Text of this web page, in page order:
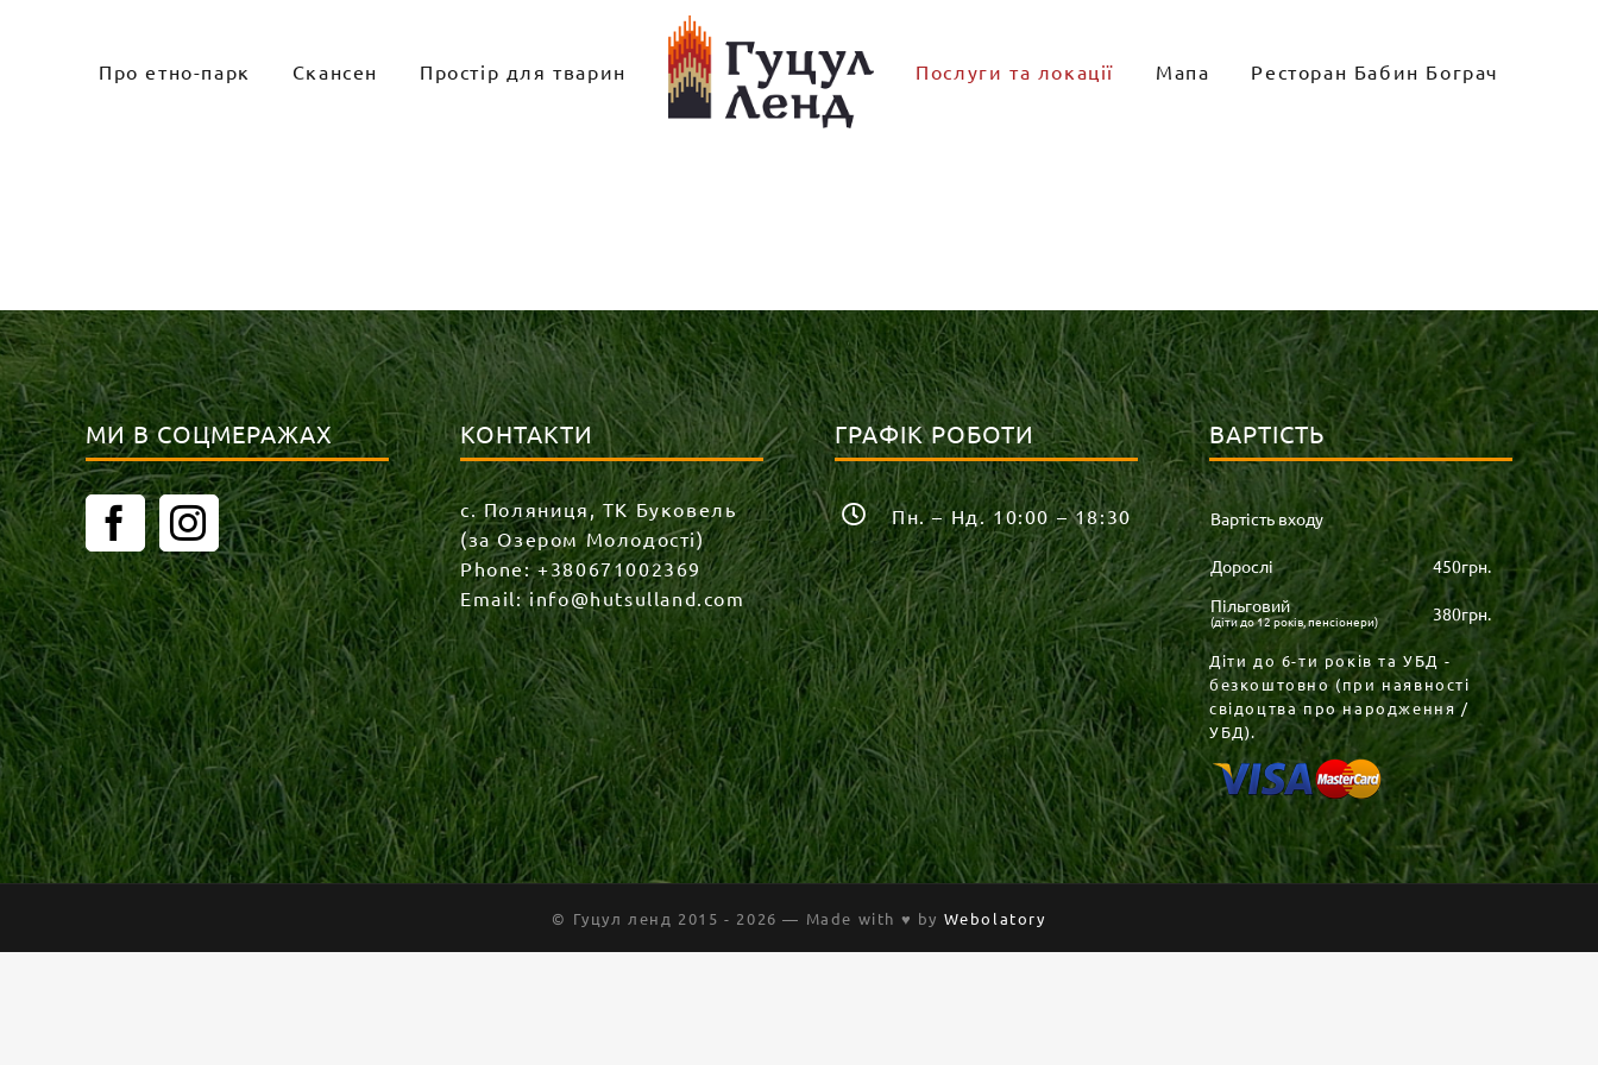
Про етно-парк Скансен Простір для тварин Послуги та локації Мапа Ресторан Бабин Бограч
МИ В СОЦМЕРАЖАХ КОНТАКТИ
с. Поляниця, ТК Буковель
(за Озером Молодості)
Phone:+380671002369
Email:info@hutsulland.com
ГРАФІК РОБОТИ
Пн. – Нд. 10:00 – 18:30
ВАРТІСТЬ
Вартість входу
Дорослі
450грн.
Пільговий
(діти до 12 років, пенсіонери) 380грн.
Діти до 6-ти років та УБД -
безкоштовно (при наявності
свідоцтва про народження /
УБД).
© Гуцул ленд 2015 - 2026 — Made with ♥ by Webolatory